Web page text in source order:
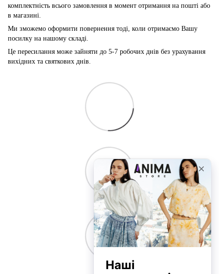
комплектність всього замовлення в момент отримання на пошті або
в магазині.
Ми зможемо оформити повернення тоді, коли отримаємо Вашу
посилку на нашому складі.
Це пересилання може зайняти до 5-7 робочих днів без урахування
вихідних та святкових днів.